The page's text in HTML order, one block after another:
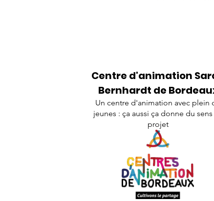
Centre d'animation
Bernhardt de
Un centre d'animation avec plein
jeunes : ça aussi ça donne du sens
projet